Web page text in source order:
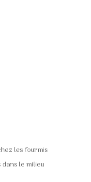
les fourmis
le milieu